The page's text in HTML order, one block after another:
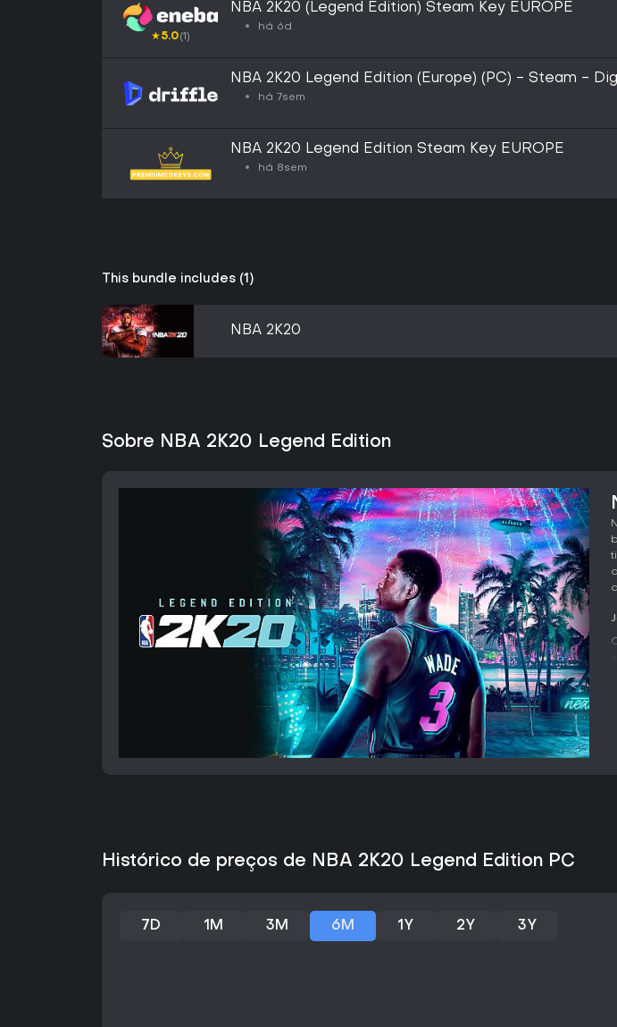
★5.0(1)
NBA 2K20 (Legend Edition) Steam Key EUROPE
há 6d
NBA 2K20 Legend Edition (Europe) (PC) - Steam -
Key
há 7sem
NBA 2K20 Legend Edition Steam Key EUROPE
há 8sem
This bundle includes (1)
NBA 2K20
Sobre NBA 2K20 Legend Edition
Histórico de preços de NBA 2K20 Legend Edition PC
7D 1M 3M 6M 1Y 2Y 3Y